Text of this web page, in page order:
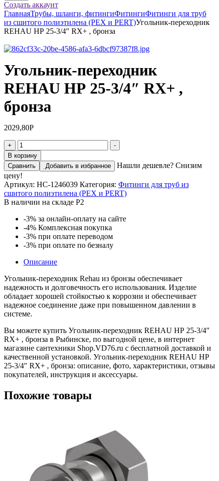
Создать аккаунт
ГлавнаяТрубы, шланги, фитингиФитингиФитинги для труб
из сшитого полиэтилена (PEX и PERT)Угольник-переходник
REHAU НР 25-3/4″ RX+ , бронза
Угольник-переходник
REHAU НР 25-3/4″ RX+ ,
бронза
2029,80Р
+
Количество
товара
Угольник-
переходник
REHAU
НР
25-
3/4"
RX+
,
бронза
-
В корзину
Сравнить
Добавить в избранное
Нашли дешевле? Снизим
цену!
Артикул: НС-1246039 Категория: Фитинги для труб из
сшитого полиэтилена (PEX и PERT)
В наличии на складе Р2
-3% за онлайн-оплату на сайте
-4% Комплексная покупка
-3% при оплате переводом
-3% при оплате по безналу
Описание
Угольник-переходник Rehau из бронзы обеспечивает
надежность и долговечность его использования. Изделие
обладает хорошей стойкостью к коррозии и обеспечивает
надежное соединение даже при повышенном давлении в
системе.
Вы можете купить Угольник-переходник REHAU НР 25-3/4″
RX+ , бронза в Рыбинске, по выгодной цене, в интернет
магазине сантехники Shop.VD76.ru с бесплатной доставкой и
качественной установкой. Угольник-переходник REHAU НР
25-3/4″ RX+ , бронза: описание, фото, характеристики, отзывы
покупателей, инструкция и аксессуары.
Похожие товары